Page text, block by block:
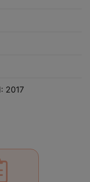
2017